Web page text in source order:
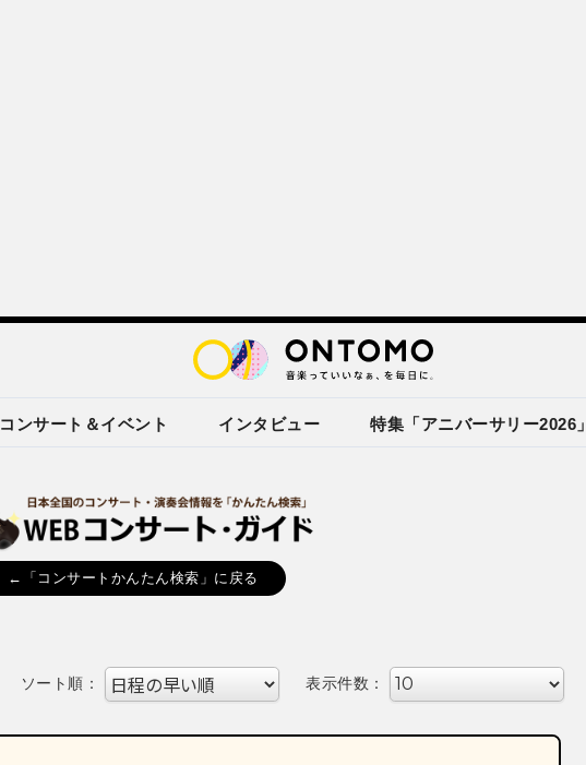
コンサート＆イベント インタビュー 特集「アニバーサリー2026」
←「コンサートかんたん検索」に戻る
ソート順： 表示件数：